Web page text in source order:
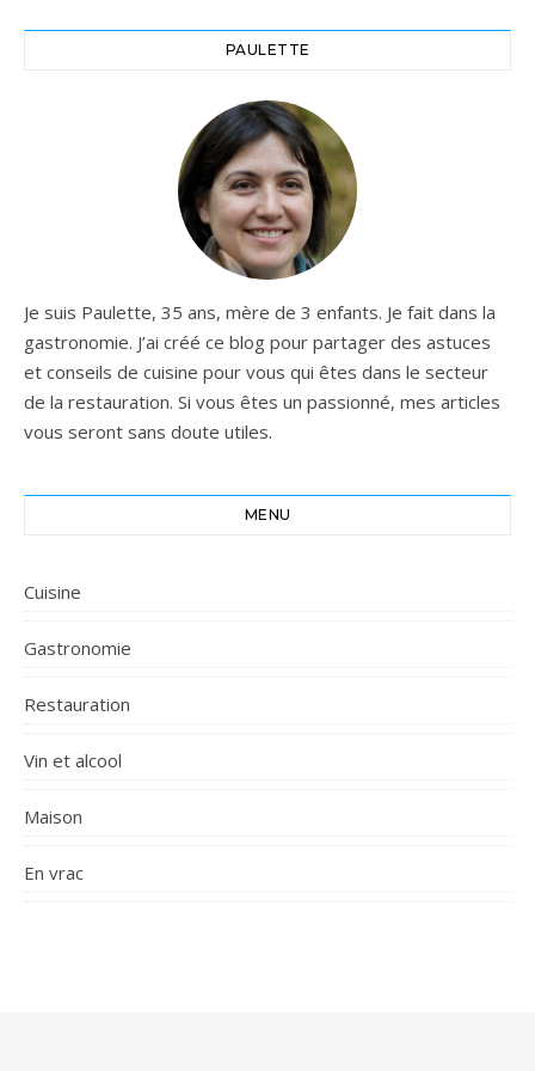
DE-IT-NL) Contre pression
max (point d'injection) de
péristaltique (pH) de 1,5 L/h
Colliers de prise en charge
sur tuyaux DN50mm
(origine) ou DN63mm
(accessoire en option)
Indice de protection IP65
Étalonnage semi-auto en 1
ou 2 étapes (kit solutions
tampon fourni) Position de
la sonde verticale Tolérance
de 0-60°C et vitesse eau
inférieur ou égale à 2m/s
pour la sonde Sécurité au
surdosage "OFA" sur 3
4h) Capteur de niveau du
PAULETTE
Je suis Paulette, 35 ans, mère de 3 enfants. Je fait dans la
gastronomie. J’ai créé ce blog pour partager des astuces
et conseils de cuisine pour vous qui êtes dans le secteur
de la restauration. Si vous êtes un passionné, mes articles
vous seront sans doute utiles.
MENU
Cuisine
Gastronomie
Restauration
Vin et alcool
Maison
En vrac